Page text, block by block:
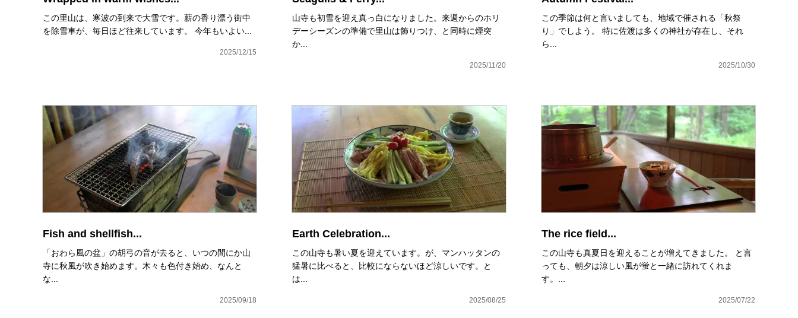
この里山は、寒波の到来で大雪です。薪の香り漂う街中
を除雪車が、毎日ほど往来しています。 今年もいよい...
2025/12/15
山寺も初雪を迎え真っ白になりました。来週からのホリ
デーシーズンの準備で里山は飾りつけ、と同時に煙突
か...
2025/11/20
この季節は何と言いましても、地域で催される「秋祭
り」でしよう。 特に佐渡は多くの神社が存在し、それ
ら...
2025/10/30
Fish and shellfish...
「おわら風の盆」の胡弓の音が去ると、いつの間にか山
寺に秋風が吹き始めます。木々も色付き始め、なんと
な...
2025/09/18
Earth Celebration...
この山寺も暑い夏を迎えています。が、マンハッタンの
猛暑に比べると、比較にならないほど涼しいです。と
は...
2025/08/25
The rice field...
この山寺も真夏日を迎えることが増えてきました。 と言
っても、朝夕は涼しい風が蛍と一緒に訪れてくれま
す。...
2025/07/22